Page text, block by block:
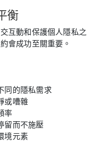
衡
互動和保護個人隱私之
會成功至關重要。
同的隱私需求
或嘈雜
率
留而不施壓
境元素